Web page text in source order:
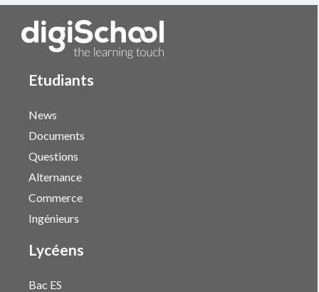
Etudiants
News
Documents
Questions
Alternance
Commerce
Ingénieurs
Lycéens
Bac ES